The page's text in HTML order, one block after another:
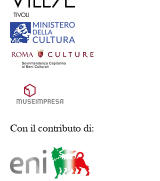
Con il contributo di: